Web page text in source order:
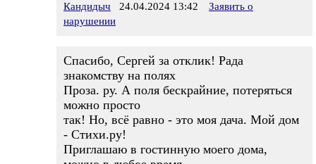
Кандидыч 24.04.2024 13:42
Заявить о
нарушении
Спасибо, Сергей за отклик! Рада
знакомству на полях
Проза. ру. А поля бескрайние, потеряться
можно просто
так! Но, всё равно - это моя дача. Мой дом
- Стихи.ру!
Приглашаю в гостинную моего дома,